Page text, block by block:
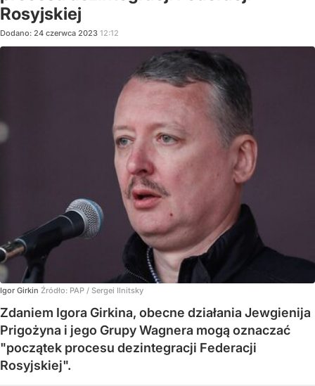
Rosyjskiej
Dodano: 24 czerwca 2023 12:12
Igor Girkin Źródło: PAP / Sergei Ilnitsky
Zdaniem Igora Girkina, obecne działania Jewgienija
Prigożyna i jego Grupy Wagnera mogą oznaczać
"początek procesu dezintegracji Federacji
Rosyjskiej".